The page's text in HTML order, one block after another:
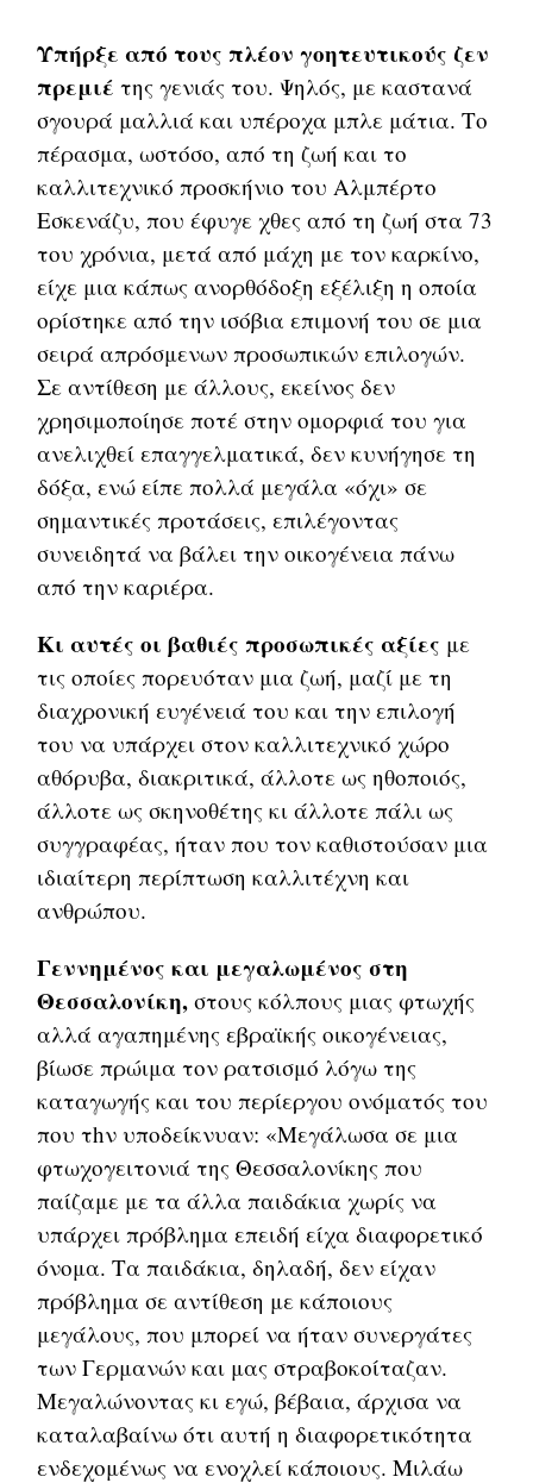
Υπήρξε από τους πλέον γοητευτικούς ζεν
πρεμιέ της γενιάς του. Ψηλός, με καστανά
σγουρά μαλλιά και υπέροχα μπλε μάτια. Το
πέρασμα, ωστόσο, από τη ζωή και το
καλλιτεχνικό προσκήνιο του Αλμπέρτο
Εσκενάζυ, που έφυγε χθες από τη ζωή στα 73
του χρόνια, μετά από μάχη με τον καρκίνο,
είχε μια κάπως ανορθόδοξη εξέλιξη η οποία
ορίστηκε από την ισόβια επιμονή του σε μια
σειρά απρόσμενων προσωπικών επιλογών.
Σε αντίθεση με άλλους, εκείνος δεν
χρησιμοποίησε ποτέ στην ομορφιά του για
ανελιχθεί επαγγελματικά, δεν κυνήγησε τη
δόξα, ενώ είπε πολλά μεγάλα «όχι» σε
σημαντικές προτάσεις, επιλέγοντας
συνειδητά να βάλει την οικογένεια πάνω
από την καριέρα.
Κι αυτές οι βαθιές προσωπικές αξίες με
τις οποίες πορευόταν μια ζωή, μαζί με τη
διαχρονική ευγένειά του και την επιλογή
του να υπάρχει στον καλλιτεχνικό χώρο
αθόρυβα, διακριτικά, άλλοτε ως ηθοποιός,
άλλοτε ως σκηνoθέτης κι άλλοτε πάλι ως
συγγραφέας, ήταν που τον καθιστούσαν μια
ιδιαίτερη περίπτωση καλλιτέχνη και
ανθρώπου.
Γεννημένος και μεγαλωμένος στη
Θεσσαλονίκη, στους κόλπους μιας φτωχής
αλλά αγαπημένης εβραϊκής οικογένειας,
βίωσε πρώιμα τον ρατσισμό λόγω της
καταγωγής και του περίεργου ονόματός του
που τhν υποδείκνυαν: «Μεγάλωσα σε μια
φτωχογειτονιά της Θεσσαλονίκης που
παίζαμε με τα άλλα παιδάκια χωρίς να
υπάρχει πρόβλημα επειδή είχα διαφορετικό
όνομα. Τα παιδάκια, δηλαδή, δεν είχαν
πρόβλημα σε αντίθεση με κάποιους
μεγάλους, που μπορεί να ήταν συνεργάτες
των Γερμανών και μας στραβοκοίταζαν.
Μεγαλώνοντας κι εγώ, βέβαια, άρχισα να
καταλαβαίνω ότι αυτή η διαφορετικότητα
ενδεχομένως να ενοχλεί κάποιους. Μιλάω